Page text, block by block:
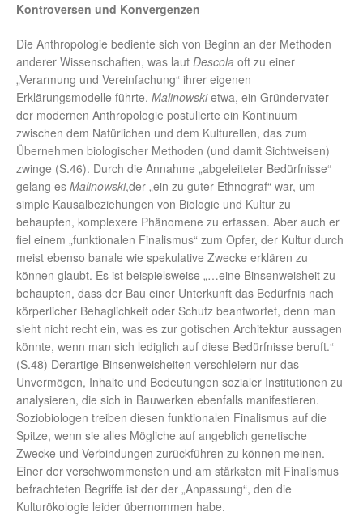
Kontroversen und Konvergenzen
Die Anthropologie bediente sich von Beginn an der Methoden
anderer Wissenschaften, was laut Descola oft zu einer
„Verarmung und Vereinfachung“ ihrer eigenen
Erklärungsmodelle führte. Malinowskietwa, ein Gründervater
der modernen Anthropologie postulierte ein Kontinuum
zwischen dem Natürlichen und dem Kulturellen, das zum
Übernehmen biologischer Methoden (und damit Sichtweisen)
zwinge (S.46). Durch die Annahme „abgeleiteter Bedürfnisse“
gelang es Malinowski,der „ein zu guter Ethnograf“ war, um
simple Kausalbeziehungen von Biologie und Kultur zu
behaupten, komplexere Phänomene zu erfassen. Aber auch er
fiel einem „funktionalen Finalismus“ zum Opfer, der Kultur durch
meist ebenso banale wie spekulative Zwecke erklären zu
können glaubt. Es ist beispielsweise „…eine Binsenweisheit zu
behaupten, dass der Bau einer Unterkunft das Bedürfnis nach
körperlicher Behaglichkeit oder Schutz beantwortet, denn man
sieht nicht recht ein, was es zur gotischen Architektur aussagen
könnte, wenn man sich lediglich auf diese Bedürfnisse beruft.“
(S.48) Derartige Binsenweisheiten verschleiern nur das
Unvermögen, Inhalte und Bedeutungen sozialer Institutionen zu
analysieren, die sich in Bauwerken ebenfalls manifestieren.
Soziobiologen treiben diesen funktionalen Finalismus auf die
Spitze, wenn sie alles Mögliche auf angeblich genetische
Zwecke und Verbindungen zurückführen zu können meinen.
Einer der verschwommensten und am stärksten mit Finalismus
befrachteten Begriffe ist der der „Anpassung“, den die
Kulturökologie leider übernommen habe.